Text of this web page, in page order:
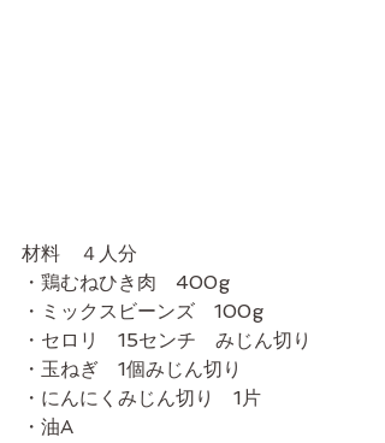
材料　４人分
・鶏むねひき肉　400g
・ミックスビーンズ　100g
・セロリ　15センチ　みじん切り
・玉ねぎ　1個みじん切り
・にんにくみじん切り　1片
・油A